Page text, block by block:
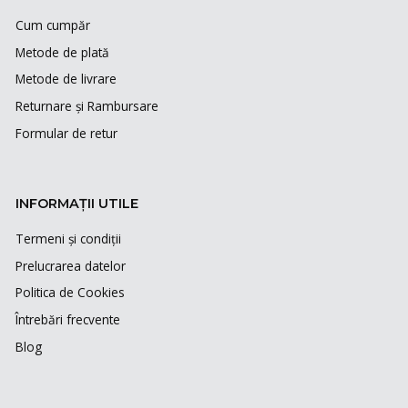
Cum cumpăr
Metode de plată
Metode de livrare
Returnare și Rambursare
Formular de retur
INFORMAȚII UTILE
Termeni și condiții
Prelucrarea datelor
Politica de Cookies
Întrebări frecvente
Blog